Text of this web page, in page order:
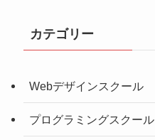
カテゴリー
Webデザインスクール
プログラミングスクール